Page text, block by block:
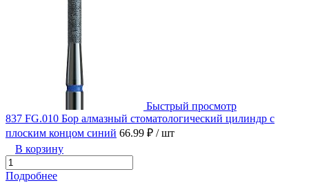
Быстрый просмотр
837 FG.010 Бор алмазный стоматологический цилиндр с
плоским концом синий 66.99 ₽ / шт
В корзину
Подробнее